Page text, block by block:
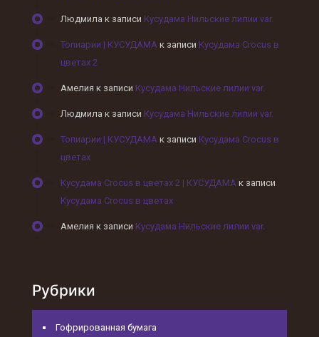
Людмила к записи Кусудама Нильские лилии var.
Топиарии | КУСУДАМА к записи Кусудама Crocus в
цветах 2
Амелия к записи Кусудама Нильские лилии var.
Людмила к записи Кусудама Нильские лилии var.
Топиарии | КУСУДАМА к записи Кусудама Crocus в
цветах
Кусудама Crocus в цветах 2 | КУСУДАМА к записи
Кусудама Crocus в цветах
Амелия к записи Кусудама Нильские лилии var.
Рубрики
Гофрированная бумага